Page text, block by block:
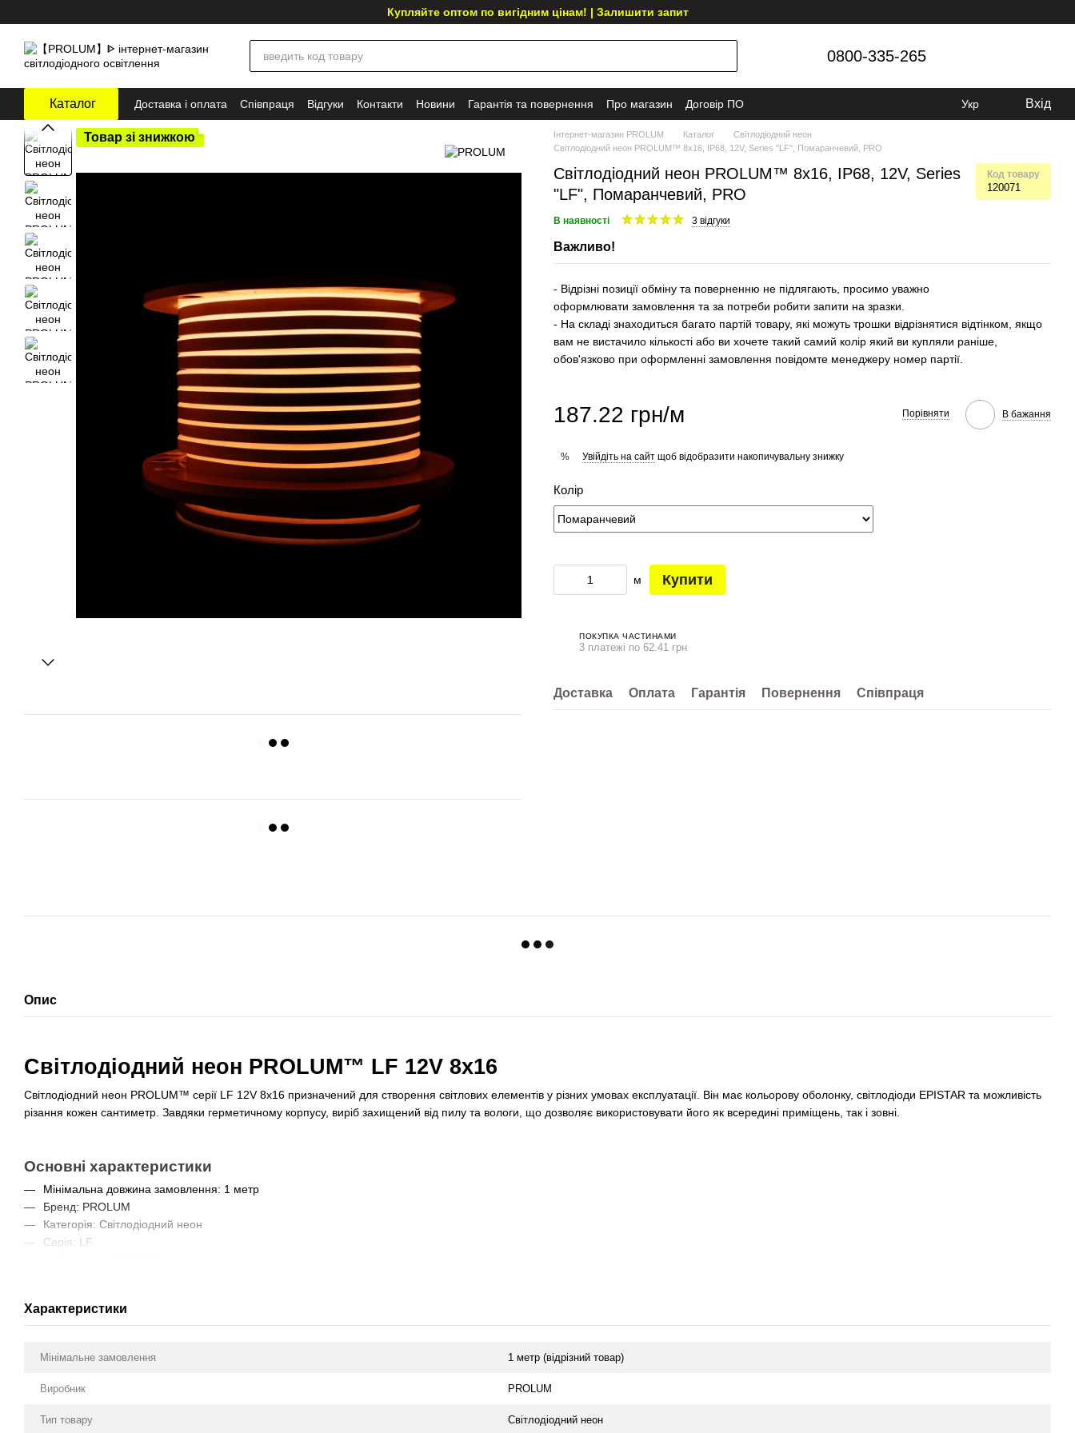
Купляйте оптом по вигідним цінам! | Залишити запит
0800-335-265
Каталог Доставка і оплата Співпраця Відгуки Контакти Новини Гарантія та повернення Про магазин Договір ПО Укр Вхід
Товар зі знижкою Інтернет-магазин PROLUM Каталог
Світлодіодний неон
Світлодіодний неон PROLUM™ 8x16, IP68, 12V, Series "LF", Помаранчевий, PRO
Світлодіодний неон PROLUM™ 8x16, IP68, 12V, Series
"LF", Помаранчевий, PRO
Код товару
120071
В наявності 3 відгуки
Важливо!
- Відрізні позиції обміну та поверненню не підлягають, просимо уважно
оформлювати замовлення та за потреби робити запити на зразки.
- На складі знаходиться багато партій товару, які можуть трошки відрізнятися відтінком, якщо
вам не вистачило кількості або ви хочете такий самий колір який ви купляли раніше,
обов'язково при оформленні замовлення повідомте менеджеру номер партії.
187.22 грн/м Порівняти В бажання
% Увійдіть на сайт щоб відобразити накопичувальну знижку
Колір
м Купити
ПОКУПКА ЧАСТИНАМИ
3 платежі по 62.41 грн
Доставка Оплата Гарантія Повернення Співпраця
Опис
Світлодіодний неон PROLUM™ LF 12V 8x16
Світлодіодний неон PROLUM™ серії LF 12V 8x16 призначений для створення світлових елементів у різних умовах експлуатації. Він має кольорову оболонку, світлодіоди EPISTAR та можливість
різання кожен сантиметр. Завдяки герметичному корпусу, виріб захищений від пилу та вологи, що дозволяє використовувати його як всередині приміщень, так і зовні.
Основні характеристики
Мінімальна довжина замовлення: 1 метр
Бренд: PROLUM
Категорія: Світлодіодний неон
Серія: LF
CRI: ≥80%
Світловий потік: 22–24 Lm/LED
Сила струму: 1.00 A/метр
Робоча напруга: 12V
Габарити профілю: 8x16 мм
Характеристики
Мінімальне замовлення 1 метр (відрізний товар)
Виробник PROLUM
Тип товару Світлодіодний неон